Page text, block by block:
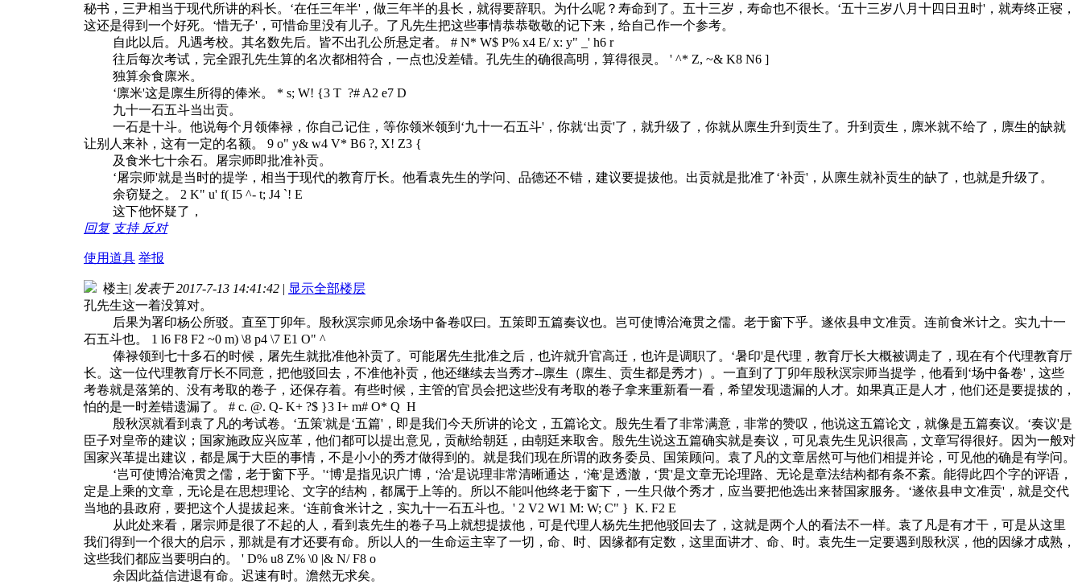
秘书，三尹相当于现代所讲的科长。‘在任三年半'，做三年半的县长，就得要辞职。为什么呢？寿命到了。五十三岁，寿命也不很长。‘五十三岁八月十四日丑时'，就寿终正寝，
这还是得到一个好死。‘惜无子'，可惜命里没有儿子。了凡先生把这些事情恭恭敬敬的记下来，给自己作一个参考。
自此以后。凡遇考校。其名数先后。皆不出孔公所悬定者。 # N* W$ P% x4 E/ x: y" _' h6 r
往后每次考试，完全跟孔先生算的名次都相符合，一点也没差错。孔先生的确很高明，算得很灵。 ' ^* Z, ~& K8 N6 ]
独算余食廪米。
‘廪米'这是廪生所得的俸米。 * s; W! {3 T ?# A2 e7 D
九十一石五斗当出贡。
一石是十斗。他说每个月领俸禄，你自己记住，等你领米领到‘九十一石五斗'，你就‘出贡'了，就升级了，你就从廪生升到贡生了。升到贡生，廪米就不给了，廪生的缺就
让别人来补，这有一定的名额。 9 o" y& w4 V* B6 ?, X! Z3 {
及食米七十余石。屠宗师即批准补贡。
‘屠宗师'就是当时的提学，相当于现代的教育厅长。他看袁先生的学问、品德还不错，建议要提拔他。出贡就是批准了‘补贡'，从廪生就补贡生的缺了，也就是升级了。
余窃疑之。 2 K" u' f( I5 ^- t; J4 `! E
这下他怀疑了，
回复 支持 反对
使用道具 举报
楼主| 发表于 2017-7-13 14:41:42 | 显示全部楼层
孔先生这一着没算对。
后果为署印杨公所驳。直至丁卯年。殷秋溟宗师见余场中备卷叹曰。五策即五篇奏议也。岂可使博洽淹贯之儒。老于窗下乎。遂依县申文准贡。连前食米计之。实九十一
石五斗也。 1 l6 F8 F2 ~0 m) \8 p4 \7 E1 O" ^
俸禄领到七十多石的时候，屠先生就批准他补贡了。可能屠先生批准之后，也许就升官高迁，也许是调职了。‘暑印'是代理，教育厅长大概被调走了，现在有个代理教育厅
长。这一位代理教育厅长不同意，把他驳回去，不准他补贡，他还继续去当秀才--廪生（廪生、贡生都是秀才）。一直到了丁卯年殷秋溟宗师当提学，他看到‘场中备卷'，这些
考卷就是落第的、没有考取的卷子，还保存着。有些时候，主管的官员会把这些没有考取的卷子拿来重新看一看，希望发现遗漏的人才。如果真正是人才，他们还是要提拔的，
怕的是一时差错遗漏了。 # c. @. Q- K+ ?$ }3 I+ m# O* Q H
殷秋溟就看到袁了凡的考试卷。‘五策'就是‘五篇'，即是我们今天所讲的论文，五篇论文。殷先生看了非常满意，非常的赞叹，他说这五篇论文，就像是五篇奏议。‘奏议'是
臣子对皇帝的建议；国家施政应兴应革，他们都可以提出意见，贡献给朝廷，由朝廷来取舍。殷先生说这五篇确实就是奏议，可见袁先生见识很高，文章写得很好。因为一般对
国家兴革提出建议，都是属于大臣的事情，不是小小的秀才做得到的。就是我们现在所谓的政务委员、国策顾问。袁了凡的文章居然可与他们相提并论，可见他的确是有学问。
‘岂可使博洽淹贯之儒，老于窗下乎。'‘博'是指见识广博，‘洽'是说理非常清晰通达，‘淹'是透澈，‘贯'是文章无论理路、无论是章法结构都有条不紊。能得此四个字的评语，
定是上乘的文章，无论是在思想理论、文字的结构，都属于上等的。所以不能叫他终老于窗下，一生只做个秀才，应当要把他选出来替国家服务。‘遂依县申文准贡'，就是交代
当地的县政府，要把这个人提拔起来。‘连前食米计之，实九十一石五斗也。' 2 V2 W1 M: W; C" } K. F2 E
从此处来看，屠宗师是很了不起的人，看到袁先生的卷子马上就想提拔他，可是代理人杨先生把他驳回去了，这就是两个人的看法不一样。袁了凡是有才干，可是从这里
我们得到一个很大的启示，那就是有才还要有命。所以人的一生命运主宰了一切，命、时、因缘都有定数，这里面讲才、命、时。袁先生一定要遇到殷秋溟，他的因缘才成熟，
这些我们都应当要明白的。 ' D% u8 Z% \0 |& N/ F8 o
余因此益信进退有命。迟速有时。澹然无求矣。